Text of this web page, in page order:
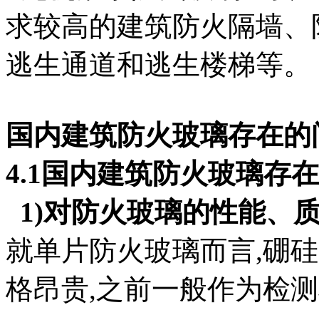
求较高的建筑防火隔墙
逃生通道和逃生楼梯等。
国内建筑防火玻璃存在
4.1国内建筑防火玻璃存
1)对防火玻璃的性能、
就单片防火玻璃而言,硼
格昂贵,之前一般作为检